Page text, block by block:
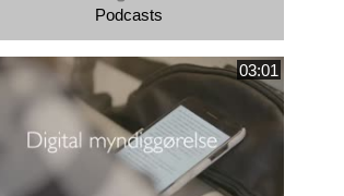
Podcasts
03:01